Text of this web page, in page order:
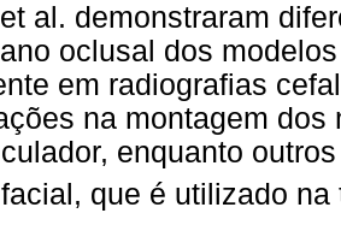
al. demonstraram
oclusal dos
em radiografias
na montagem
enquanto
que é utilizado